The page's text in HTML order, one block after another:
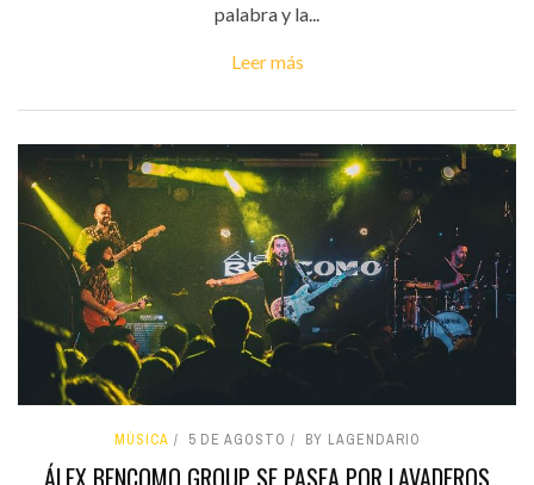
palabra y la...
Leer más
MÚSICA 5 DE AGOSTO BY LAGENDARIO